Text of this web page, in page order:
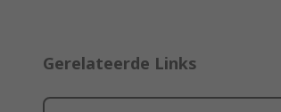
Gerelateerde Links